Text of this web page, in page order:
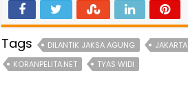
Tags DILANTIK JAKSA AGUNG JAKARTA
KORANPELITA.NET
TYAS WIDI